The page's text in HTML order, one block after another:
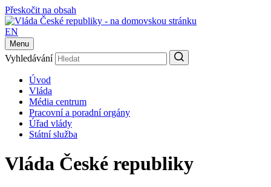
Přeskočit na obsah
EN
Menu
Vyhledávání
Úvod
Vláda
Média centrum
Pracovní a poradní orgány
Úřad vlády
Státní služba
Vláda České republiky